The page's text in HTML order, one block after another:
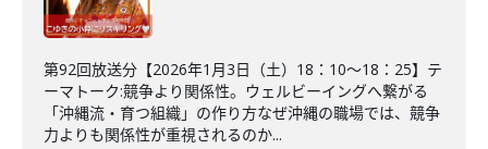
第92回放送分【2026年1月3日（土）18：10～18：25】テ
ーマトーク:競争より関係性。ウェルビーイングへ繋がる
「沖縄流・育つ組織」の作り方なぜ沖縄の職場では、競争
力よりも関係性が重視されるのか...